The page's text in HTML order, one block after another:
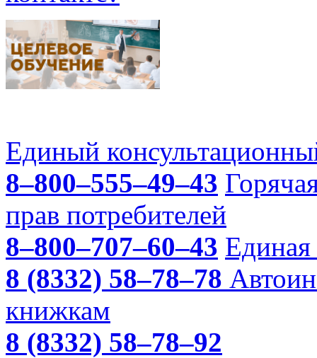
Единый
8–800–555–49–43
прав потребителей
8–800–707–60–43 Единая
8 (8332) 58–78–78
книжкам
8 (8332) 58–78–92